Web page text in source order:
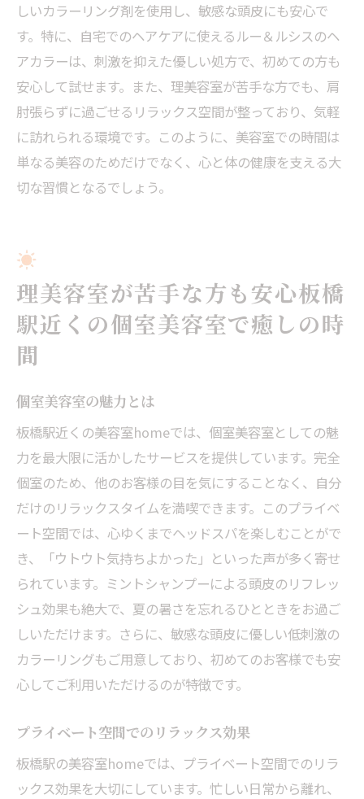
しいカラーリング剤を使用し、敏感な頭皮にも安心で
す。特に、自宅でのヘアケアに使えるルー＆ルシスのヘ
アカラーは、刺激を抑えた優しい処方で、初めての方も
安心して試せます。また、理美容室が苦手な方でも、肩
肘張らずに過ごせるリラックス空間が整っており、気軽
に訪れられる環境です。このように、美容室での時間は
単なる美容のためだけでなく、心と体の健康を支える大
切な習慣となるでしょう。
理美容室が苦手な方も安心板橋
駅近くの個室美容室で癒しの時
間
個室美容室の魅力とは
板橋駅近くの美容室homeでは、個室美容室としての魅
力を最大限に活かしたサービスを提供しています。完全
個室のため、他のお客様の目を気にすることなく、自分
だけのリラックスタイムを満喫できます。このプライベ
ート空間では、心ゆくまでヘッドスパを楽しむことがで
き、「ウトウト気持ちよかった」といった声が多く寄せ
られています。ミントシャンプーによる頭皮のリフレッ
シュ効果も絶大で、夏の暑さを忘れるひとときをお過ご
しいただけます。さらに、敏感な頭皮に優しい低刺激の
カラーリングもご用意しており、初めてのお客様でも安
心してご利用いただけるのが特徴です。
プライベート空間でのリラックス効果
板橋駅の美容室homeでは、プライベート空間でのリラ
ックス効果を大切にしています。忙しい日常から離れ、